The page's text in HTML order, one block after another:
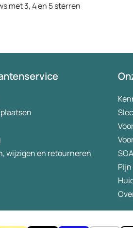
te
eigen
met 3, 4 en 5 sterren
wijzigen en retourneren
SOA
Pijn